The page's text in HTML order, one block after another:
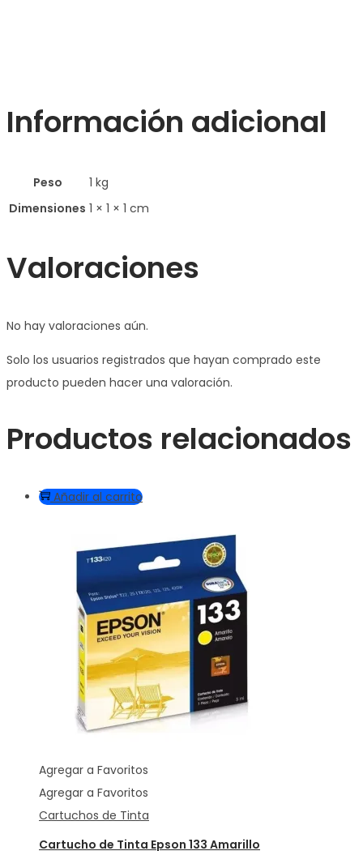
Información adicional
Peso
1 kg
Dimensiones 1 × 1 × 1 cm
Valoraciones
No hay valoraciones aún.
Solo los usuarios registrados que hayan comprado este
producto pueden hacer una valoración.
Productos relacionados
Añadir al carrito
Agregar a Favoritos
Agregar a Favoritos
Cartuchos de Tinta
Cartucho de Tinta Epson 133 Amarillo